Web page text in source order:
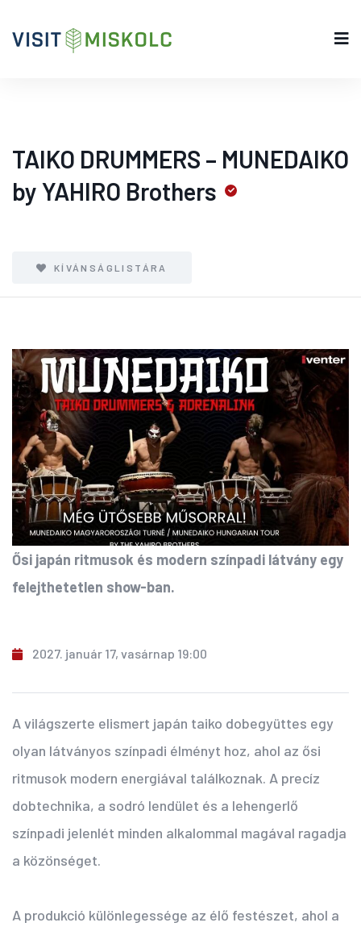
TAIKO DRUMMERS – MUNEDAIKO
by YAHIRO Brothers
KÍVÁNSÁGLISTÁRA
Ősi japán ritmusok és modern színpadi látvány egy
felejthetetlen show-ban.
2027. január 17, vasárnap 19:00
A világszerte elismert japán taiko dobegyüttes egy
olyan látványos színpadi élményt hoz, ahol az ősi
ritmusok modern energiával találkoznak. A precíz
dobtechnika, a sodró lendület és a lehengerlő
színpadi jelenlét minden alkalommal magával ragadja
a közönséget.
A produkció különlegessége az élő festészet, ahol a